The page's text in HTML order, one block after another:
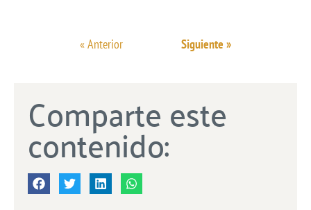
« Anterior Siguiente »
Comparte este
contenido: